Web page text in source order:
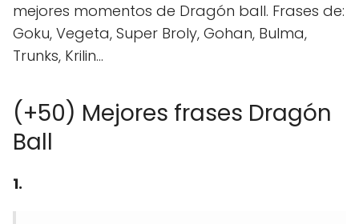
mejores momentos de Dragón ball. Frases de:
Goku, Vegeta, Super Broly, Gohan, Bulma,
Trunks, Krilin...
(+50) Mejores frases Dragón
Ball
1.